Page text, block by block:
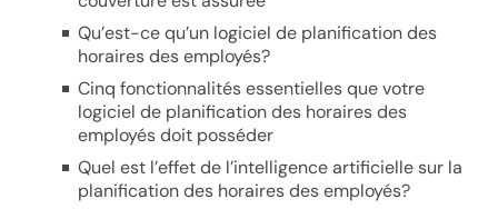
Qu’est-ce qu’un logiciel de planification des
horaires des employés?
Cinq fonctionnalités essentielles que votre
logiciel de planification des horaires des
employés doit posséder
Quel est l’effet de l’intelligence artificielle sur la
planification des horaires des employés?